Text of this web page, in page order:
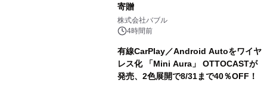
寄贈
株式会社バブル
4時間前
有線CarPlay／Android Autoをワイヤ
レス化 「Mini Aura」 OTTOCASTが
発売、2色展開で8/31まで40％OFF！